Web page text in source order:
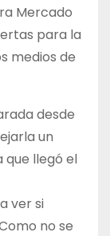
Mercado
para la
medios de
desde
un
llegó el
ver si
no se